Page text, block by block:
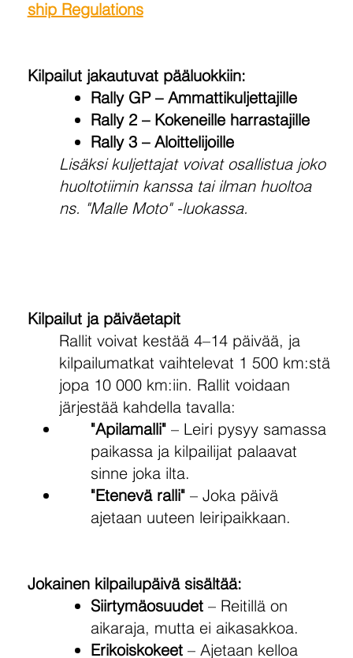
ship Regulations
Kilpailut jakautuvat pääluokkiin:
Rally GP – Ammattikuljettajille
Rally 2 – Kokeneille harrastajille
Rally 3 – Aloittelijoille
Lisäksi kuljettajat voivat osallistua joko
huoltotiimin kanssa tai ilman huoltoa
ns. "Malle Moto" -luokassa.
Kilpailut ja päiväetapit
Rallit voivat kestää 4–14 päivää, ja
kilpailumatkat vaihtelevat 1 500 km:stä
jopa 10 000 km:iin. Rallit voidaan
järjestää kahdella tavalla:
"Apilamalli" – Leiri pysyy samassa
paikassa ja kilpailijat palaavat
sinne joka ilta.
"Etenevä ralli"– Joka päivä
ajetaan uuteen leiripaikkaan.
Jokainen kilpailupäivä sisältää:
Siirtymäosuudet– Reitillä on
aikaraja, mutta ei aikasakkoa.
Erikoiskokeet– Ajetaan kelloa